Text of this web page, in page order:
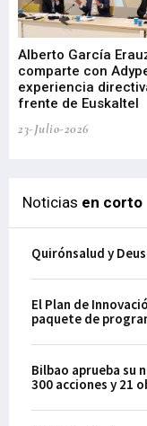
Alberto García
comparte con
experiencia
frente de Euskaltel
23-Julio-2026
Noticias en corto
Quirónsalud y
El Plan de
paquete de
Bilbao aprueba su
300 acciones y 21